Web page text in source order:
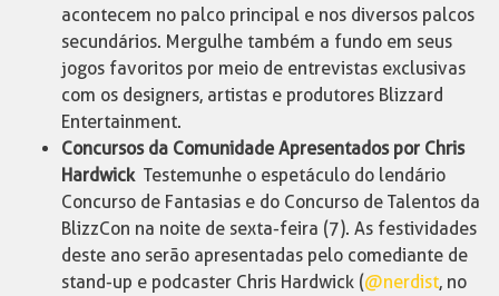
acontecem no palco principal e nos diversos palcos
secundários. Mergulhe também a fundo em seus
jogos favoritos por meio de entrevistas exclusivas
com os designers, artistas e produtores Blizzard
Entertainment.
Concursos da Comunidade Apresentados por Chris
Hardwick Testemunhe o espetáculo do lendário
Concurso de Fantasias e do Concurso de Talentos da
BlizzCon na noite de sexta-feira (7). As festividades
deste ano serão apresentadas pelo comediante de
stand-up e podcaster Chris Hardwick (@nerdist, no